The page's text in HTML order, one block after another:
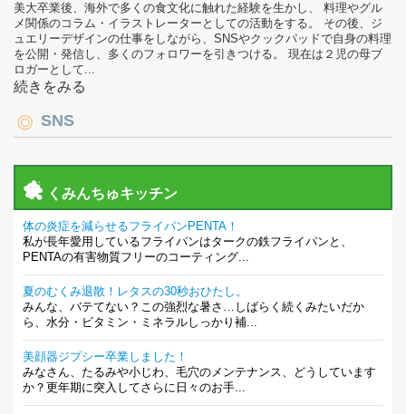
美大卒業後、海外で多くの食文化に触れた経験を生かし、 料理やグル
メ関係のコラム・イラストレーターとしての活動をする。 その後、ジ
ュエリーデザインの仕事をしながら、SNSやクックパッドで自身の料理
を公開・発信し、多くのフォロワーを引きつける。 現在は２児の母ブ
ロガーとして...
続きをみる
SNS
くみんちゅキッチン
体の炎症を減らせるフライパンPENTA！
私が長年愛用しているフライパンはタークの鉄フライパンと、
PENTAの有害物質フリーのコーティング...
夏のむくみ退散！レタスの30秒おひたし。
みんな、バテてない？この強烈な暑さ…しばらく続くみたいだか
ら、水分・ビタミン・ミネラルしっかり補...
美顔器ジプシー卒業しました！
みなさん、たるみや小じわ、毛穴のメンテナンス、どうしています
か？更年期に突入してさらに日々のお手...